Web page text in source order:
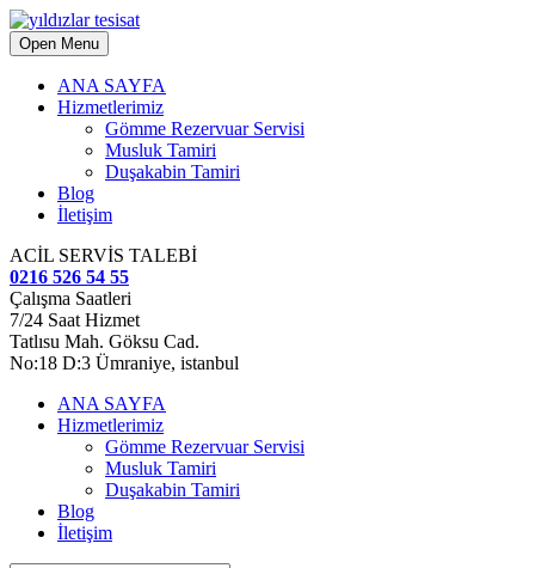
Open Menu
ANA SAYFA
Hizmetlerimiz
Gömme Rezervuar Servisi
Musluk Tamiri
Duşakabin Tamiri
Blog
İletişim
ACİL SERVİS TALEBİ
0216 526 54 55
Çalışma Saatleri
7/24 Saat Hizmet
Tatlısu Mah. Göksu Cad.
No:18 D:3 Ümraniye, istanbul
ANA SAYFA
Hizmetlerimiz
Gömme Rezervuar Servisi
Musluk Tamiri
Duşakabin Tamiri
Blog
İletişim